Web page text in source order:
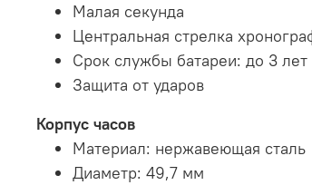
Малая секунда
Центральная стрелка
Срок службы батареи: до 3 лет
Защита от ударов
Корпус часов
Материал: нержавеющая сталь
Диаметр: 49,7 мм